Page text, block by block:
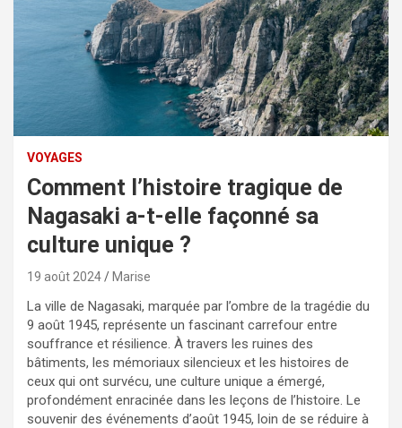
VOYAGES
Comment l’histoire tragique de
Nagasaki a-t-elle façonné sa
culture unique ?
19 août 2024 Marise
La ville de Nagasaki, marquée par l’ombre de la tragédie du
9 août 1945, représente un fascinant carrefour entre
souffrance et résilience. À travers les ruines des
bâtiments, les mémoriaux silencieux et les histoires de
ceux qui ont survécu, une culture unique a émergé,
profondément enracinée dans les leçons de l’histoire. Le
souvenir des événements d’août 1945, loin de se réduire à